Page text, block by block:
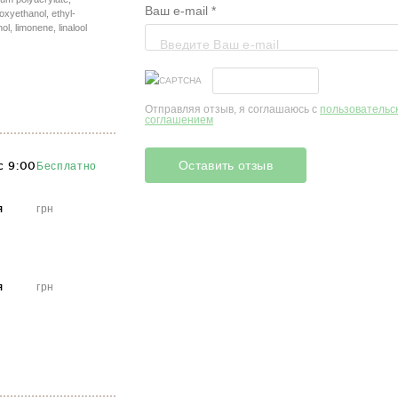
ethyl-
limonene, linalool
9:00 Бесплатно
грн
грн
Юлія Романишина
Супер
Ваш e-mail *
Отправляя отзыв, я соглашаюсь с
соглашением
Оставить отзыв